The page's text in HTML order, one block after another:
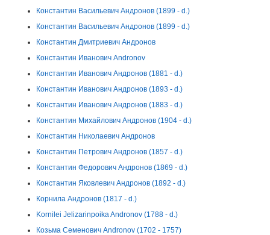
Константин Васильевич Андронов (1899 - d.)
Константин Васильевич Андронов (1899 - d.)
Константин Дмитриевич Андронов
Константин Иванович Andronov
Константин Иванович Андронов (1881 - d.)
Константин Иванович Андронов (1893 - d.)
Константин Иванович Андронов (1883 - d.)
Константин Михайлович Андронов (1904 - d.)
Константин Николаевич Андронов
Константин Петрович Андронов (1857 - d.)
Константин Федорович Андронов (1869 - d.)
Константин Яковлевич Андронов (1892 - d.)
Корнила Андронов (1817 - d.)
Kornilei Jelizarinpoika Andronov (1788 - d.)
Козьма Семенович Andronov (1702 - 1757)